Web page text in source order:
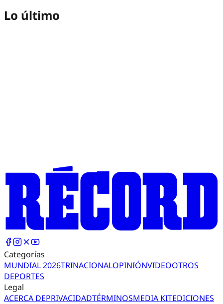
Lo último
Categorías
MUNDIAL 2026TRINACIONALOPINIÓNVIDEOOTROS
DEPORTES
Legal
ACERCA DEPRIVACIDADTÉRMINOSMEDIA KITEDICIONES